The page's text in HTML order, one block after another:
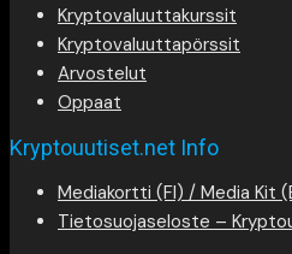
Kryptovaluuttakurssit
Kryptovaluuttapörssit
Arvostelut
Oppaat
Kryptouutiset.net Info
Mediakortti (FI) / Media Kit
Tietosuojaseloste –